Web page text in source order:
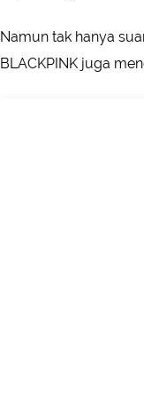
Namun tak hanya
BLACKPINK juga